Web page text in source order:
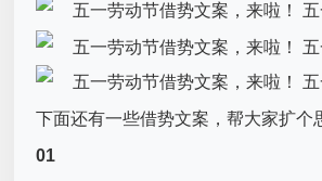
下面还有一些借势文案，帮大家扩个
01